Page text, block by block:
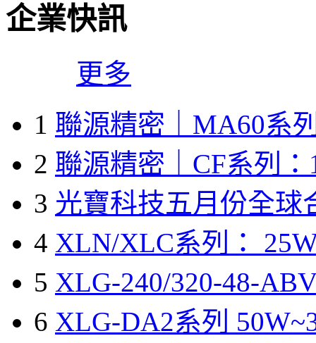
企業快訊
更多
1 聯源精密｜MA60系
2 聯源精密｜CF系列：
3 光寶科技五月份全球
4 XLN/XLC系列：
5 XLG-240/320-48-
6 XLG-DA2系列